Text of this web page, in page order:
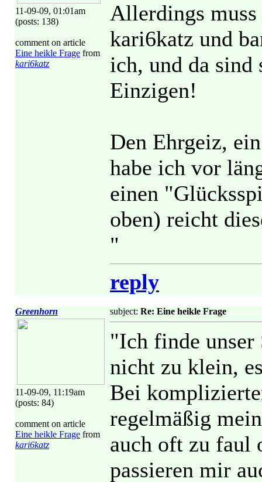
11-09-09, 01:01am
(posts: 138)
comment on article
Eine heikle Frage from
kari6katz
Allerdings muss
kari6katz und
ich, und da sind
Einzigen!
Den Ehrgeiz,
habe ich vor
einen
oben) reicht
"
reply
Greenhorn
11-09-09, 11:19am
(posts: 84)
comment on article
Eine heikle Frage from
kari6katz
subject: Re: Eine heikle Frage
"Ich finde unser
nicht zu klein,
Bei
regelmäßig
auch oft zu faul
passieren mir